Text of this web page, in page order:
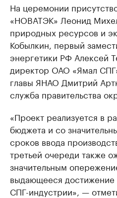
На церемонии
«НОВАТЭК» Леонид
природных ресурсов и
Кобылкин, первый
энергетики РФ Алексей
директор ОАО «Ямал
главы ЯНАО Дмитрий
служба правительства
«Проект реализуется в
бюджета и со
сроков ввода
третьей очереди также
значительным
выдающееся
СПГ-индустрии», —